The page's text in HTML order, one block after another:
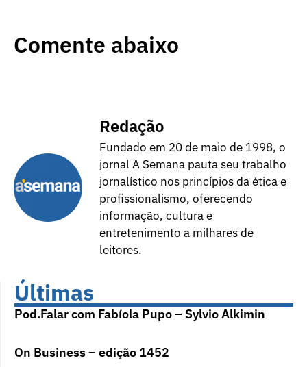
Comente abaixo
Redação
Fundado em 20 de maio de 1998, o
jornal A Semana pauta seu trabalho
jornalístico nos princípios da ética e
profissionalismo, oferecendo
informação, cultura e
entretenimento a milhares de
leitores.
Últimas
Pod.Falar com Fabíola Pupo – Sylvio Alkimin
On Business – edição 1452